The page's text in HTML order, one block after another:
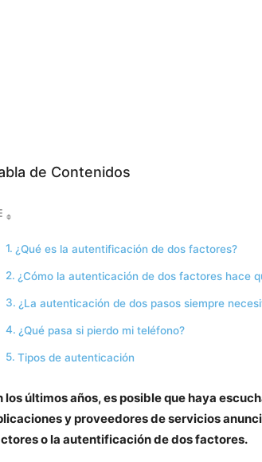
de Contenidos
¿Qué es la autentificación de dos factores?
¿Cómo la autenticación de dos factores hace
¿La autenticación de dos pasos siempre
¿Qué pasa si pierdo mi teléfono?
Tipos de autenticación
los últimos años, es posible que haya
y proveedores de servicios
o la autentificación de dos factores.